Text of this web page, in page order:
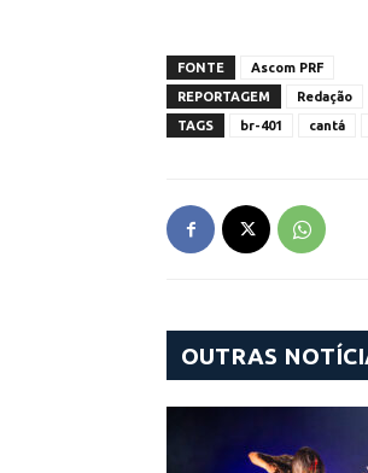
FONTE
Ascom PRF
REPORTAGEM
Redação
TAGS
br-401 cantá
OUTRAS